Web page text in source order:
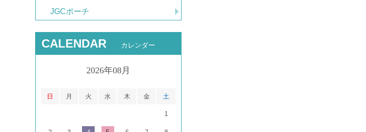
JGCポーチ
CALENDAR カレンダー
2026年08月
日 月 火 水 木 金 土
1